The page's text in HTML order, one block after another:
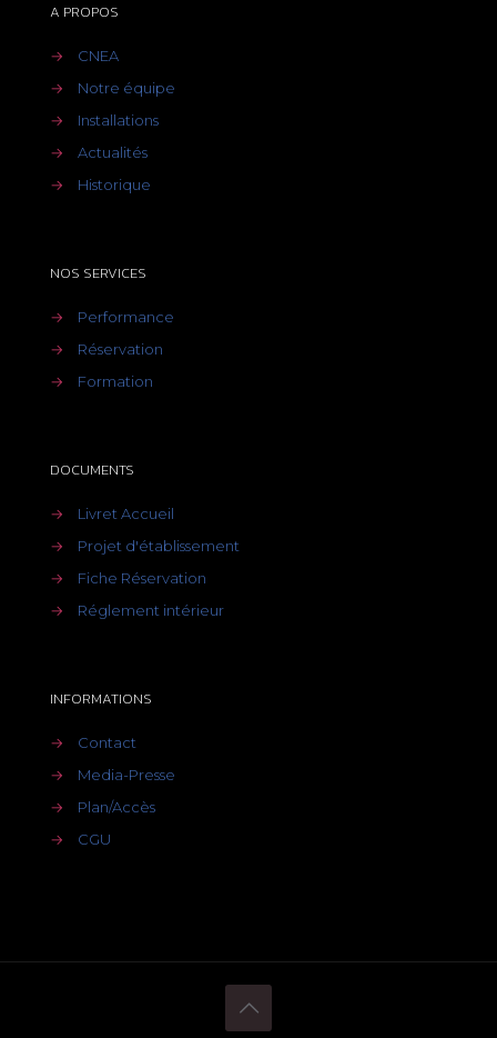
A PROPOS
→
CNEA
→
Notre équipe
→
Installations
→
Actualités
→
Historique
NOS SERVICES
→
Performance
→
Réservation
→
Formation
DOCUMENTS
→
Livret Accueil
→
Projet d'établissement
→
Fiche Réservation
→
Réglement intérieur
INFORMATIONS
→
Contact
→
Media-Presse
→
Plan/Accès
→
CGU